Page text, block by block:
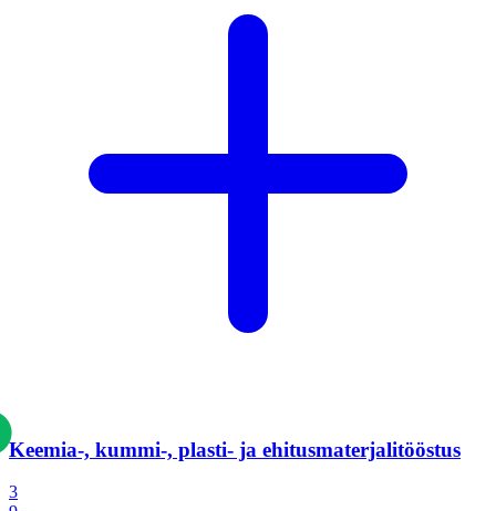
Keemia-, kummi-, plasti- ja ehitusmaterjalitööstus
3